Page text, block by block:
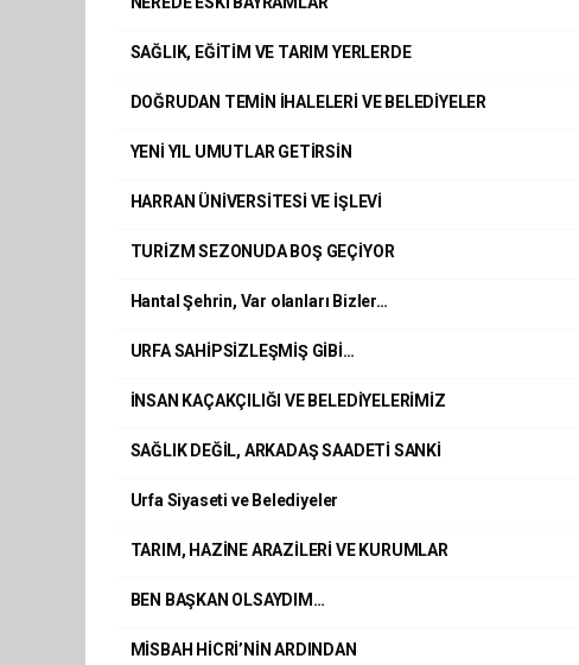
SAĞLIK, EĞİTİM VE TARIM YERLERDE
DOĞRUDAN TEMİN İHALELERİ VE BELEDİYELER
YENİ YIL UMUTLAR GETİRSİN
HARRAN ÜNİVERSİTESİ VE İŞLEVİ
TURİZM SEZONUDA BOŞ GEÇİYOR
Hantal Şehrin, Var olanları Bizler…
URFA SAHİPSİZLEŞMİŞ GİBİ…
İNSAN KAÇAKÇILIĞI VE BELEDİYELERİMİZ
SAĞLIK DEĞİL, ARKADAŞ SAADETİ SANKİ
Urfa Siyaseti ve Belediyeler
TARIM, HAZİNE ARAZİLERİ VE KURUMLAR
BEN BAŞKAN OLSAYDIM…
MİSBAH HİCRİ’NİN ARDINDAN